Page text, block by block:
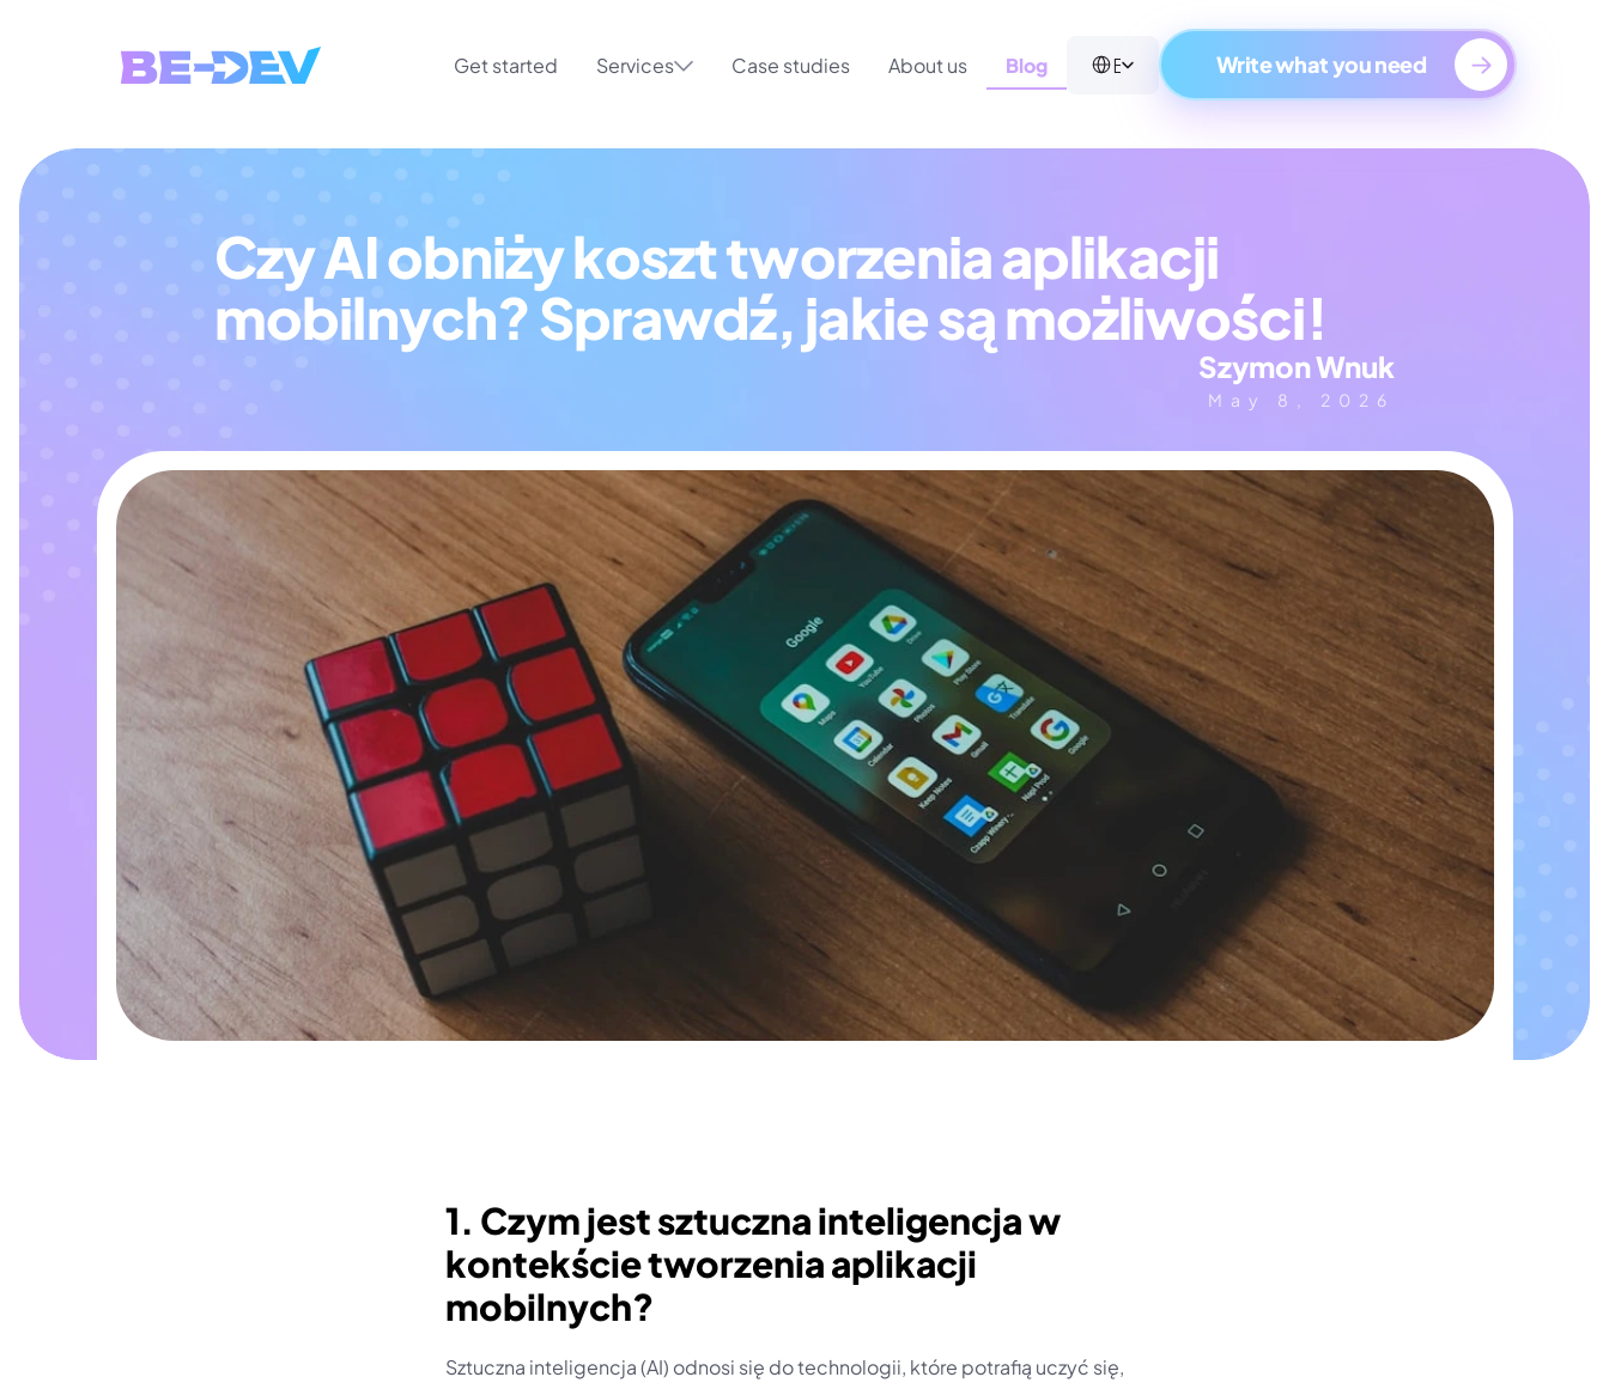
Get started Services About us Blog
Case studies
Select Language
English Write what you need
Czy AI obniży koszt tworzenia aplikacji
mobilnych? Sprawdź, jakie są możliwości!
Szymon Wnuk
May 8, 2026
1. Czym jest sztuczna inteligencja w
kontekście tworzenia aplikacji
mobilnych?
Sztuczna inteligencja (AI) odnosi się do technologii, które potrafią uczyć się,